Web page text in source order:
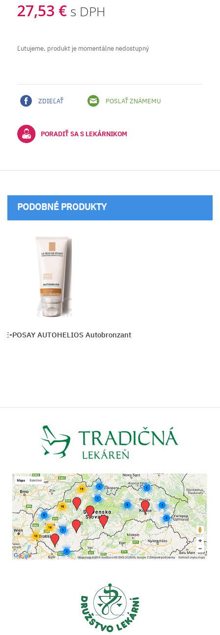
27,53 € s DPH
Ľutujeme, produkt je momentálne nedostupný
ZDIEĽAŤ POSLAŤ ZNÁMEMU
PORADIŤ SA S LEKÁRNIKOM
PODOBNÉ PRODUKTY
POSAY AUTOHELIOS Autobronzant